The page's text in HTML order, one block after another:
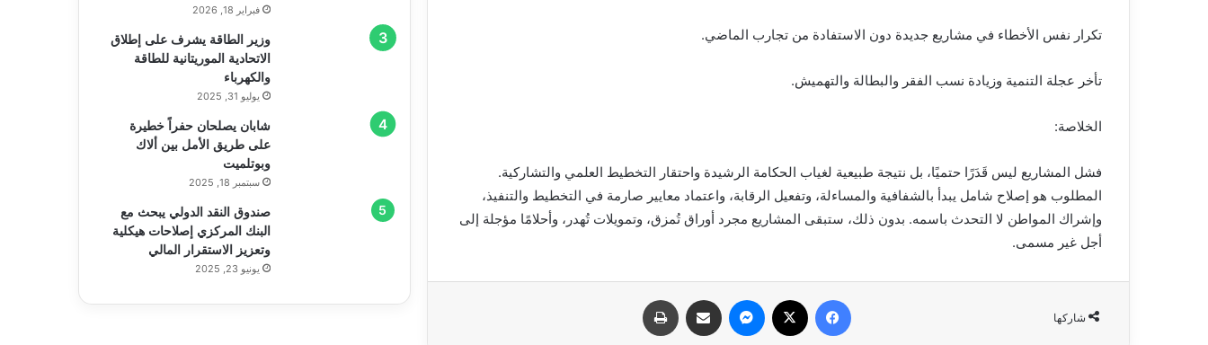
تكرار نفس الأخطاء في مشاريع جديدة دون الاستفادة من تجارب الماضي.
تأخر عجلة التنمية وزيادة نسب الفقر والبطالة والتهميش.
الخلاصة:
فشل المشاريع ليس قَدَرًا حتميًا، بل نتيجة طبيعية لغياب الحكامة الرشيدة واحتقار التخطيط العلمي والتشاركية.
المطلوب هو إصلاح شامل يبدأ بالشفافية والمساءلة، وتفعيل الرقابة، واعتماد معايير صارمة في التخطيط والتنفيذ،
وإشراك المواطن لا التحدث باسمه. بدون ذلك، ستبقى المشاريع مجرد أوراق تُمزق، وتمويلات تُهدر، وأحلامًا مؤجلة إلى
أجل غير مسمى.
شاركها
فيسبوك ماسنجر مشاركة عبر البريد
فبراير 18, 2026
وزير الطاقة يشرف على إطلاق
الاتحادية الموريتانية للطاقة
والكهرباء
يوليو 31, 2025
شابان يصلحان حفراً خطيرة
على طريق الأمل بين ألاك
وبوتلميت
سبتمبر 18, 2025
صندوق النقد الدولي يبحث مع
البنك المركزي إصلاحات هيكلية
وتعزيز الاستقرار المالي
يونيو 23, 2025